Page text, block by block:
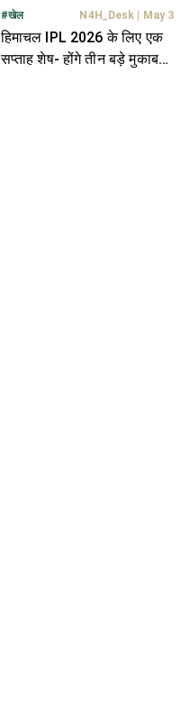
#खेल N4H_Desk May 3
हिमाचल IPL 2026 के लिए एक
सप्ताह शेष- होंगे तीन बड़े मुकाबले,